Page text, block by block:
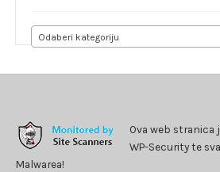
Odaberi kategoriju
Ova web stranica
WP-Security te
Malwarea!